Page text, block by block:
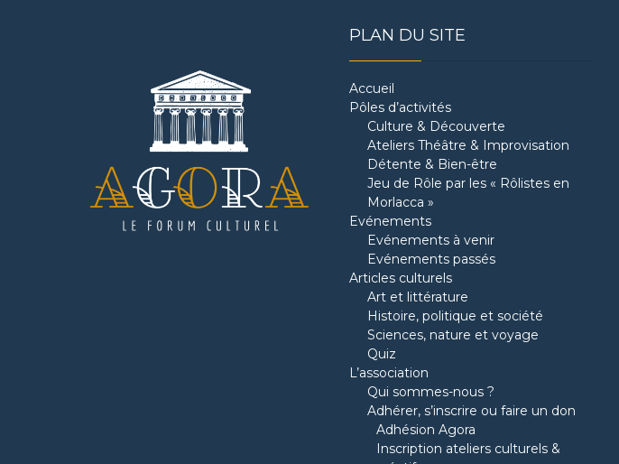
PLAN DU SITE
Accueil
Pôles d’activités
Culture & Découverte
Ateliers Théâtre & Improvisation
Détente & Bien-être
Jeu de Rôle par les « Rôlistes en
Morlacca »
Evénements
Evénements à venir
Evénements passés
Articles culturels
Art et littérature
Histoire, politique et société
Sciences, nature et voyage
Quiz
L’association
Qui sommes-nous ?
Adhérer, s’inscrire ou faire un don
Adhésion Agora
Inscription ateliers culturels &